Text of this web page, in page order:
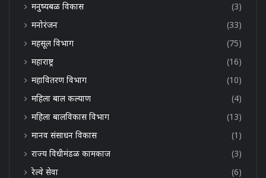
मनुष्यबळ विकास
(3)
मनोरंजन
(33)
महसूल विभाग
(75)
महाराष्ट्र
(16)
महावितरण विभाग
(10)
महिला बाल कल्याण
(4)
महिला बालविकास विभाग
(13)
मानव संसाधन विकास
(1)
राज्य विधीमंडळ कामकाज
(3)
रेल्वे सेवा
(6)